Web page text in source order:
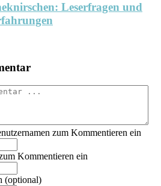
Leserfragen und
zum Kommentieren ein
Kommentieren ein
(optional)